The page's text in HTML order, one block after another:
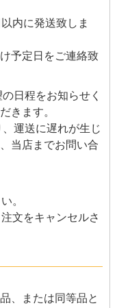
内に発送致しま
予定日をご連絡致
日程をお知らせく
きます。
運送に遅れが生じ
当店までお問い合
。
文をキャンセルさ
、または同等品と